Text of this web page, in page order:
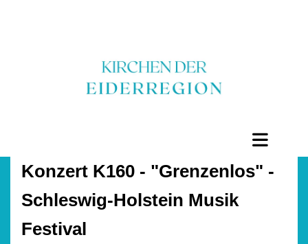
Konzert K160 - "Grenzenlos" -
Schleswig-Holstein Musik
Festival